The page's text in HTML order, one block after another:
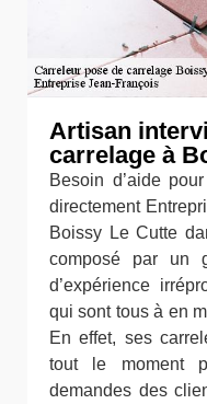
Artisan
carrelage à
Besoin d’aide
directement
Boissy Le Cutte
composé par un
d’expérience
qui sont tous à en
En effet, ses
tout le moment
demandes des